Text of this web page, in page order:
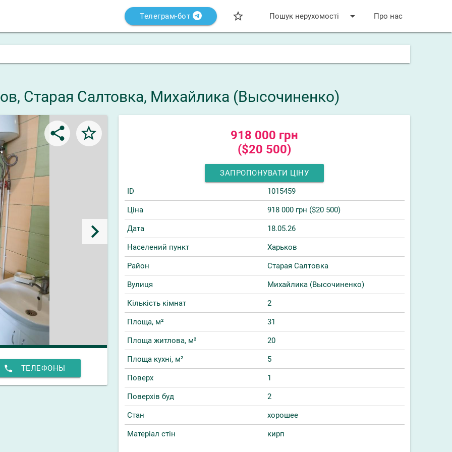
Телеграм-бот star_bordered arrow_drop_down
Пошук нерухомості Про нас
Старая Салтовка, Михайлика (Высочиненко)
share star_border
keyboard_arrow_right
phone ТЕЛЕФОНЫ
918 000 грн
($20 500)
ЗАПРОПОНУВАТИ ЦІНУ
ID
1015459
Ціна 918 000 грн ($20 500)
Дата 18.05.26
Населений пункт Харьков
Район Старая Салтовка
Вулиця Михайлика (Высочиненко)
Кількість кімнат 2
Площа, м² 31
Площа житлова, м² 20
Площа кухні, м² 5
Поверх 1
Поверхів буд 2
Стан хорошее
Матеріал стін кирп